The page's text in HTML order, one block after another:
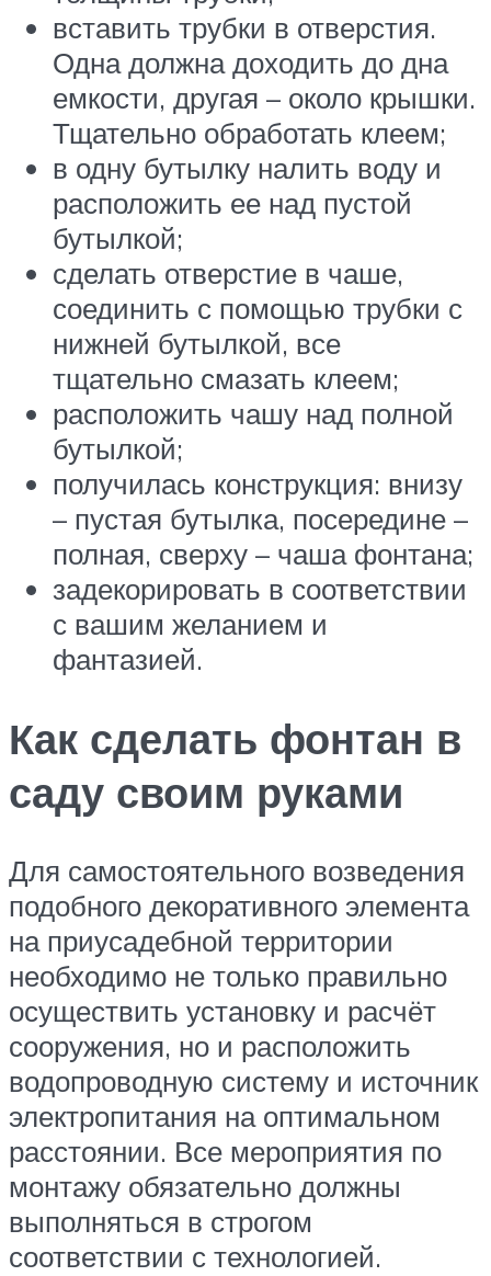
вставить трубки в отверстия.
Одна должна доходить до дна
емкости, другая – около крышки.
Тщательно обработать клеем;
в одну бутылку налить воду и
расположить ее над пустой
бутылкой;
сделать отверстие в чаше,
соединить с помощью трубки с
нижней бутылкой, все
тщательно смазать клеем;
расположить чашу над полной
бутылкой;
получилась конструкция: внизу
– пустая бутылка, посередине –
полная, сверху – чаша фонтана;
задекорировать в соответствии
с вашим желанием и
фантазией.
Как сделать фонтан в
саду своим руками
Для самостоятельного возведения
подобного декоративного элемента
на приусадебной территории
необходимо не только правильно
осуществить установку и расчёт
сооружения, но и расположить
водопроводную систему и источник
электропитания на оптимальном
расстоянии. Все мероприятия по
монтажу обязательно должны
выполняться в строгом
соответствии с технологией.